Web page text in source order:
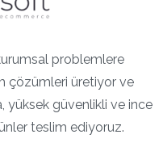
problemlere
çözümleri üretiyor ve
yüksek güvenlikli ve ince
teslim ediyoruz.